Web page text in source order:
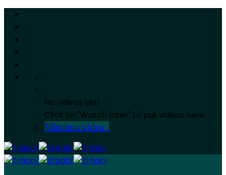
No videos yet!
Click on "Watch later" to put videos here
Všechna videa